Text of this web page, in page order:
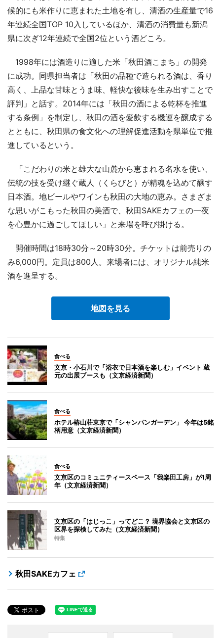
候的にも米作りに恵まれた土地を有し、清酒の生産量で16
年連続全国TOP 10入しているほか、清酒の消費量も新潟
県に次ぎ12年連続で全国2位という酒どころ。
1998年には酒造りに適した米「秋田酒こまち」の開発
に成功。同県担当者は「秋田の品種で造られる酒は、香り
高く、上品な甘味とうま味、軽快な後味を生み出すことで
評判」と話す。2014年には「秋田の酒による乾杯を推進
する条例」を制定し、秋田の酒を愛飲する機運を醸成する
とともに、秋田県の食文化への理解促進活動を県単位で推
進しているという。
「こだわりの米と雄大な山麓から恵まれる名水を使い、
伝統の技を受け継ぐ蔵人（くらびと）が精魂を込めて醸す
日本酒。地ビールやワインも秋田の大地の恵み。さまざま
な思いがこもった秋田の美酒で、秋田SAKEカフェの一夜
を心豊かに過ごしてほしい」と来場を呼び掛ける。
開催時間は18時30分～20時30分。チケットは前売りの
み6,000円。定員は800人。来場者には、オリジナル純米
酒を進呈する。
地図を見る
食べる
文京・小石川で「浴衣で日本酒を楽しむ」イベント 蔵
元の出展ブースも（文京経済新聞）
食べる
ホテル椿山荘東京で「シャンパンガーデン」 今年は5銘
柄用意（文京経済新聞）
食べる
文京区のコミュニティースペース「我楽田工房」が1周
年（文京経済新聞）
文京区の「はじっこ」ってどこ？ 境界協会と文京区の
区界を探検してみた（文京経済新聞）
特集
秋田SAKEカフェ